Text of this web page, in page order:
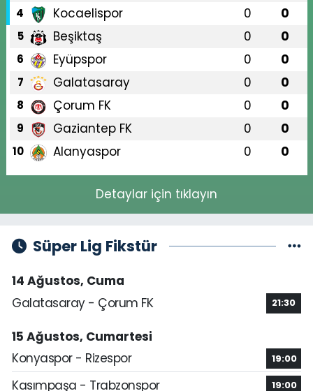
4 Kocaelispor 0 0
5 Beşiktaş 0 0
6 Eyüpspor 0 0
7 Galatasaray 0 0
8 Çorum FK 0 0
9 Gaziantep FK 0 0
10 Alanyaspor 0 0
Detaylar için tıklayın
Süper Lig Fikstür
14 Ağustos, Cuma
Galatasaray - Çorum FK
21:30
15 Ağustos, Cumartesi
Konyaspor - Rizespor
19:00
Kasımpaşa - Trabzonspor 19:00